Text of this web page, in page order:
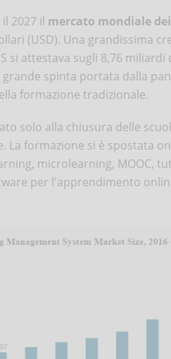
2027 il mercato mondiale
(USD). Una grandissima
si attestava sugli 8,76
spinta portata dalla
formazione tradizionale.
solo alla chiusura delle
La formazione si è spostata
microlearning, MOOC,
per l'apprendimento